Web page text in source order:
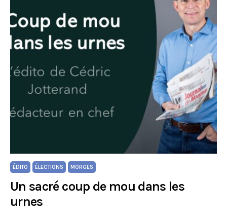
ÉDITO ÉLECTIONS MORGES
Un sacré coup de mou dans les
urnes